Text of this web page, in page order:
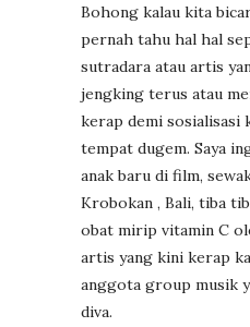
Bohong kalau kita
pernah tahu hal hal
sutradara atau artis
jengking terus atau
kerap demi sosialisasi
tempat dugem. Saya
anak baru di film,
Krobokan , Bali, tiba
obat mirip vitamin C
artis yang kini kerap
anggota group musik
diva.